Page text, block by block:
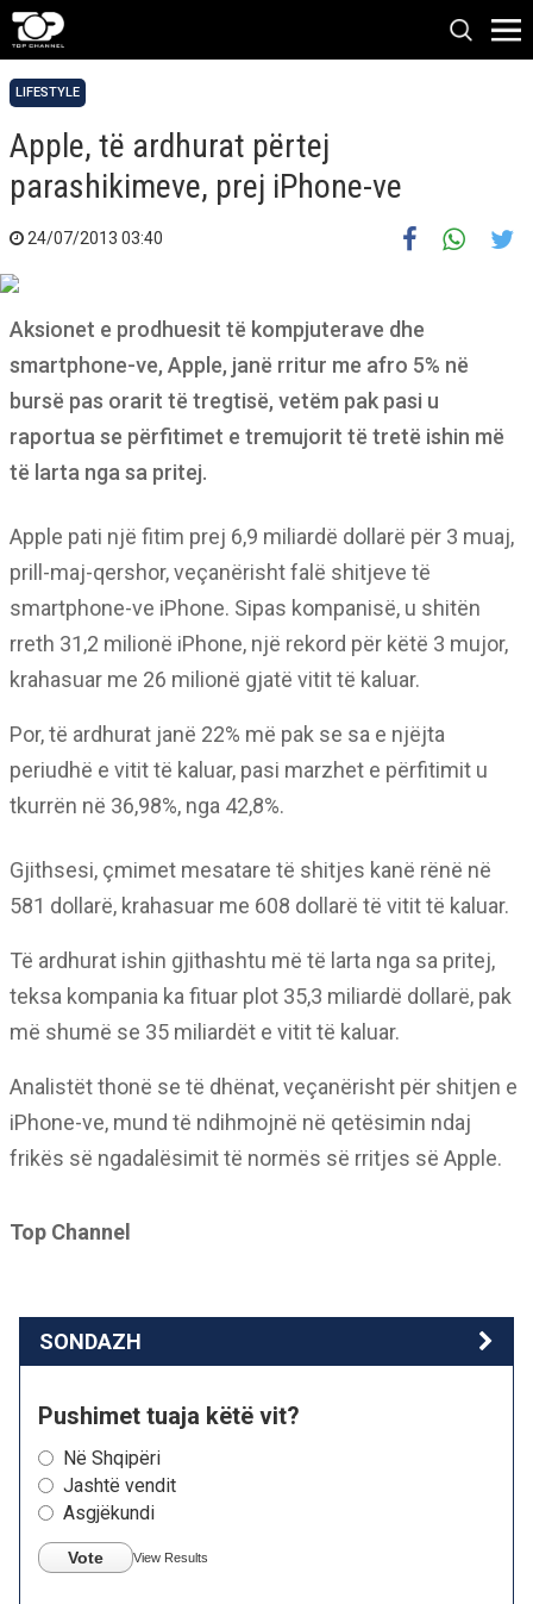
LIFESTYLE
Apple, të ardhurat përtej
parashikimeve, prej iPhone-ve
24/07/2013 03:40
Aksionet e prodhuesit të kompjuterave dhe
smartphone-ve, Apple, janë rritur me afro 5% në
bursë pas orarit të tregtisë, vetëm pak pasi u
raportua se përfitimet e tremujorit të tretë ishin më
të larta nga sa pritej.
Apple pati një fitim prej 6,9 miliardë dollarë për 3 muaj,
prill-maj-qershor, veçanërisht falë shitjeve të
smartphone-ve iPhone. Sipas kompanisë, u shitën
rreth 31,2 milionë iPhone, një rekord për këtë 3 mujor,
krahasuar me 26 milionë gjatë vitit të kaluar.
Por, të ardhurat janë 22% më pak se sa e njëjta
periudhë e vitit të kaluar, pasi marzhet e përfitimit u
tkurrën në 36,98%, nga 42,8%.
Gjithsesi, çmimet mesatare të shitjes kanë rënë në
581 dollarë, krahasuar me 608 dollarë të vitit të kaluar.
Të ardhurat ishin gjithashtu më të larta nga sa pritej,
teksa kompania ka fituar plot 35,3 miliardë dollarë, pak
më shumë se 35 miliardët e vitit të kaluar.
Analistët thonë se të dhënat, veçanërisht për shitjen e
iPhone-ve, mund të ndihmojnë në qetësimin ndaj
frikës së ngadalësimit të normës së rritjes së Apple.
Top Channel
SONDAZH
Pushimet tuaja këtë vit?
Në Shqipëri
Jashtë vendit
Asgjëkundi
Vote View Results